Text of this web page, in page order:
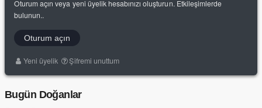
Oturum açın veya yeni üyelik hesabınızı oluşturun. Etkileşimlerde
bulunun..
Oturum açın
Yeni üyelik Şifremi unuttum
Bugün Doğanlar